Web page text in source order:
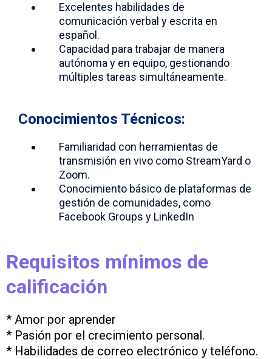
Excelentes habilidades de
comunicación verbal y escrita en
español.
Capacidad para trabajar de manera
autónoma y en equipo, gestionando
múltiples tareas simultáneamente.
Conocimientos Técnicos:
Familiaridad con herramientas de
transmisión en vivo como StreamYard o
Zoom.
Conocimiento básico de plataformas de
gestión de comunidades, como
Facebook Groups y LinkedIn
Requisitos mínimos de
calificación
* Amor por aprender
* Pasión por el crecimiento personal.
* Habilidades de correo electrónico y teléfono.